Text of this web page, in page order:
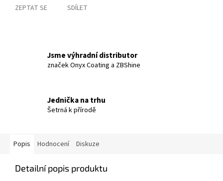
ZEPTAT SE SDÍLET
Jsme výhradní distributor
značek Onyx Coating a ZBShine
Jednička na trhu
Šetrná k přírodě
Popis Hodnocení Diskuze
Detailní popis produktu